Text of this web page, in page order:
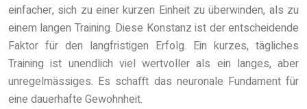
einfacher, sich zu einer kurzen Einheit zu überwinden, als zu
einem langen Training. Diese Konstanz ist der entscheidende
Faktor für den langfristigen Erfolg. Ein kurzes, tägliches
Training ist unendlich viel wertvoller als ein langes, aber
unregelmässiges. Es schafft das neuronale Fundament für
eine dauerhafte Gewohnheit.